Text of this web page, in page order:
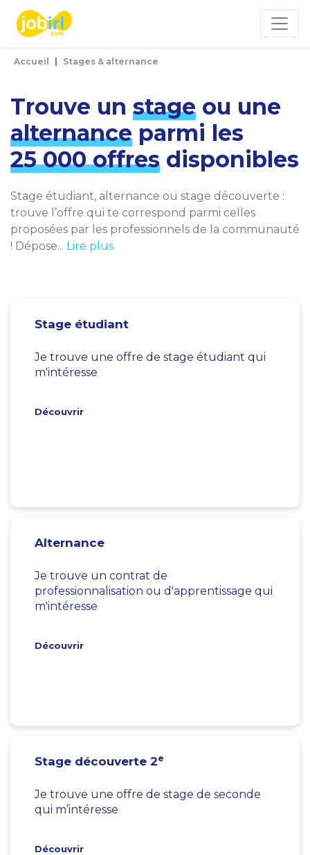
Accueil Stages & alternance
Trouve un stage ou une
alternance parmi les
25 000 offres disponibles
Stage étudiant, alternance ou stage découverte :
trouve l’offre qui te correspond parmi celles
proposées par les professionnels de la communauté
! Dépose... Lire plus
Stage étudiant
Je trouve une offre de stage étudiant qui
m'intéresse
Découvrir
Alternance
Je trouve un contrat de
professionnalisation ou d'apprentissage qui
m'intéresse
Découvrir
Stage découverte 2e
Je trouve une offre de stage de seconde
qui m’intéresse
Découvrir
Panneau de gestion des cookies